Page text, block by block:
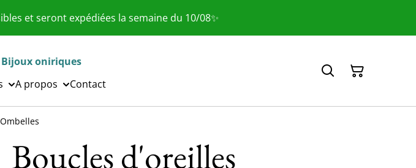
et seront expédiées la semaine du 10/08✨
oniriques
A propos Contact
Boucles d'oreilles